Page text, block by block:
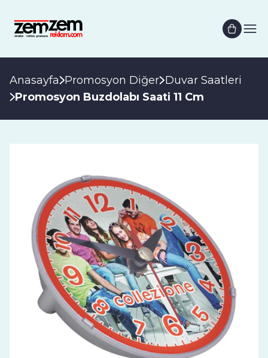
Anasayfa Promosyon Diğer Duvar Saatleri
Promosyon Buzdolabı Saati 11 Cm